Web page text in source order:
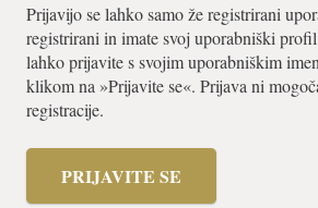
Prijavijo se lahko samo že registrirani
registrirani in imate svoj uporabniški
lahko prijavite s svojim uporabniškim
klikom na »Prijavite se«. Prijava ni
registracije.
PRIJAVITE SE